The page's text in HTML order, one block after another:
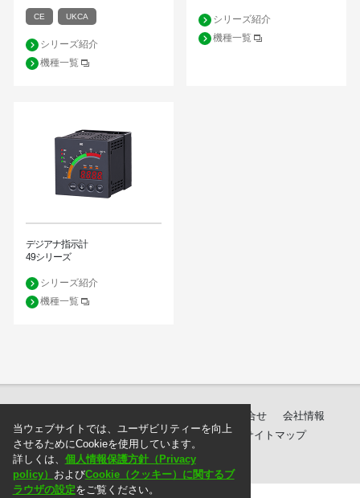
当ウェブサイトでは、ユーザビリティーを向上
させるためにCookieを使用しています。
詳しくは、 個人情報保護方針（Privacy
policy） およびCookie（クッキー）に関するブ
ラウザの設定をご覧ください。
CE UKCA
シリーズ紹介
機種一覧
シリーズ紹介
機種一覧
デジアナ指示計
49シリーズ
シリーズ紹介
機種一覧
サポート・お問合せ
会社情報
個人情報保護方針
ご注文に際して サイトマップ